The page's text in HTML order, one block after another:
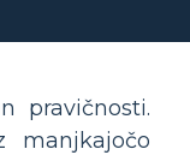
pravičnosti.
manjkajočo